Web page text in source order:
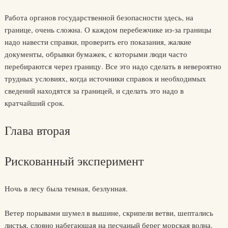
Работа органов государственной безопасности здесь, на
границе, очень сложна. О каждом перебежчике из-за границы
надо навести справки, проверить его показания, жалкие
документы, обрывки бумажек, с которыми люди часто
перебираются через границу. Все это надо сделать в невероятно
трудных условиях, когда источники справок и необходимых
сведений находятся за границей, и сделать это надо в
кратчайший срок.
Глава вторая
Рискованный эксперимент
Ночь в лесу была темная, безлунная.
Ветер порывами шумел в вышине, скрипели ветви, шептались
листья, словно набегающая на песчаный берег морская волна.